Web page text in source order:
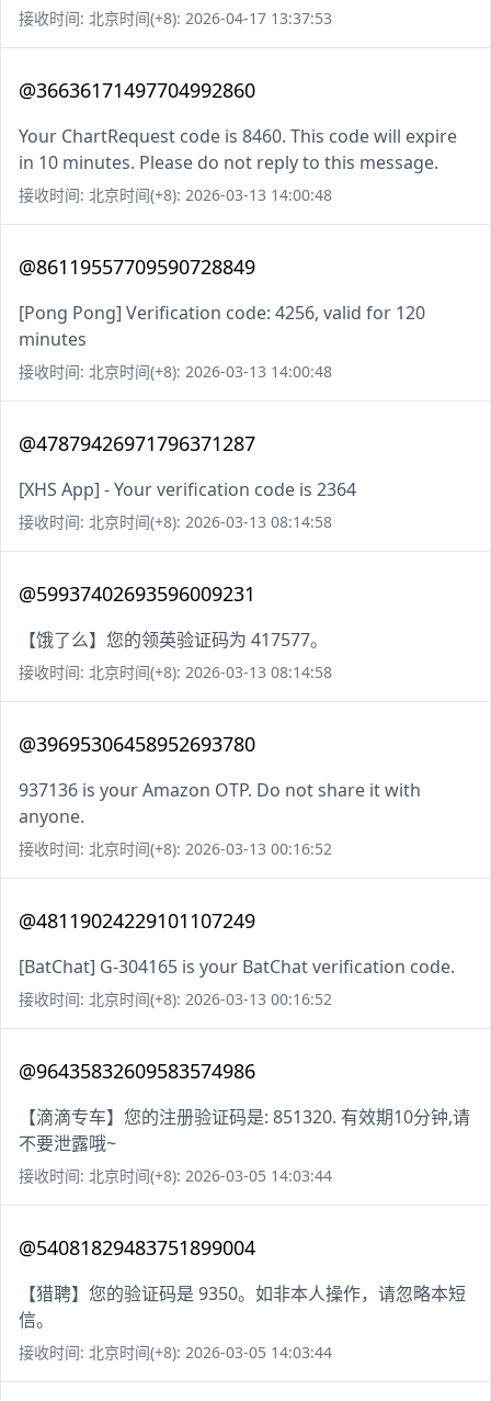
接收时间: 北京时间(+8): 2026-04-17 13:37:53
@36636171497704992860
Your ChartRequest code is 8460. This code will expire
in 10 minutes. Please do not reply to this message.
接收时间: 北京时间(+8): 2026-03-13 14:00:48
@86119557709590728849
[Pong Pong] Verification code: 4256, valid for 120
minutes
接收时间: 北京时间(+8): 2026-03-13 14:00:48
@47879426971796371287
[XHS App] - Your verification code is 2364
接收时间: 北京时间(+8): 2026-03-13 08:14:58
@59937402693596009231
【饿了么】您的领英验证码为 417577。
接收时间: 北京时间(+8): 2026-03-13 08:14:58
@39695306458952693780
937136 is your Amazon OTP. Do not share it with
anyone.
接收时间: 北京时间(+8): 2026-03-13 00:16:52
@48119024229101107249
[BatChat] G-304165 is your BatChat verification code.
接收时间: 北京时间(+8): 2026-03-13 00:16:52
@96435832609583574986
【滴滴专车】您的注册验证码是: 851320. 有效期10分钟,请
不要泄露哦~
接收时间: 北京时间(+8): 2026-03-05 14:03:44
@54081829483751899004
【猎聘】您的验证码是 9350。如非本人操作，请忽略本短
信。
接收时间: 北京时间(+8): 2026-03-05 14:03:44